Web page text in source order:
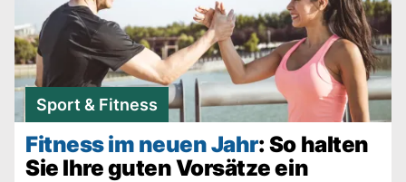
Sport & Fitness
Fitness im neuen Jahr: So halten
Sie Ihre guten Vorsätze ein